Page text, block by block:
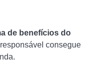
de benefícios do
consegue